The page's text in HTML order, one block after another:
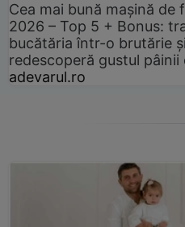
Cea mai bună mașină de
2026 – Top 5 + Bonus:
bucătăria într-o brutărie și
redescoperă gustul pâinii
adevarul.ro